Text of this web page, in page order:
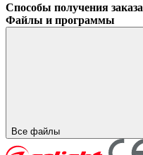
Способы получения заказа
Файлы и программы
Все файлы